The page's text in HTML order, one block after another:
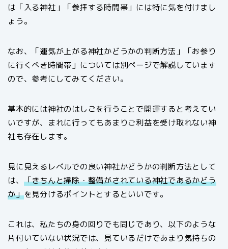
は「入る神社」「参拝する時間帯」には特に気を付けまし
ょう。
なお、「運気が上がる神社かどうかの判断方法」「お参り
に行くべき時間帯」については別ページで解説しています
ので、参考にしてみてください。
基本的には神社のはしごを行うことで開運すると考えてい
いですが、まれに行ってもあまりご利益を受け取れない神
社も存在します。
見に見えるレベルでの良い神社かどうかの判断方法として
は、 「きちんと掃除・整備がされている神社であるかどう
か」を見分けるポイントとするといいです。
これは、私たちの身の回りでも同じであり、以下のような
片付いていない状況では、見ているだけであまり気持ちの